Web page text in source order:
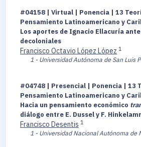
#04158 | Virtual | Ponencia | 13
Pensamiento Latinoamericano y
Los aportes de Ignacio Ellacuría
decoloniales
Francisco Octavio López López 1
1 - Universidad Autónoma de San Luis
#04748 | Presencial | Ponencia | 13
Pensamiento Latinoamericano y
Hacia un pensamiento económico
diálogo entre E. Dussel y F.
Francisco Desentis 1
1 - Universidad Nacional Autónoma de